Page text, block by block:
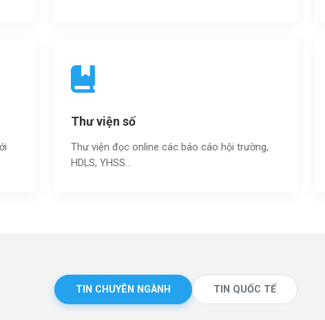
Thư viện số
Thư viện đọc online các báo cáo hội trường,
HDLS, YHSS…
TIN CHUYÊN NGÀNH TIN QUỐC TẾ